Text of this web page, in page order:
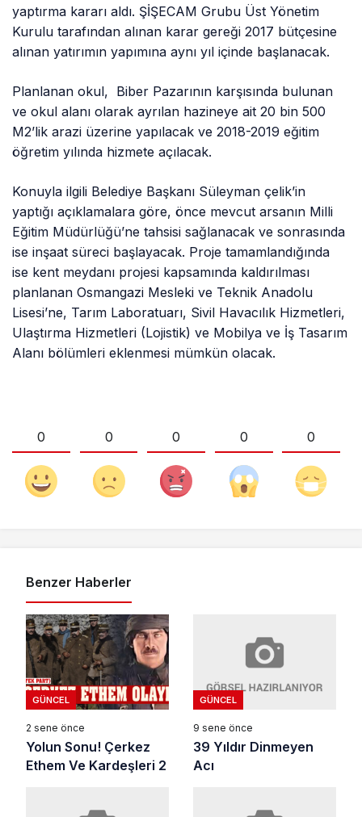
yaptırma kararı aldı. ŞİŞECAM Grubu Üst Yönetim
Kurulu tarafından alınan karar gereği 2017 bütçesine
alınan yatırımın yapımına aynı yıl içinde başlanacak.
Planlanan okul, Biber Pazarının karşısında bulunan
ve okul alanı olarak ayrılan hazineye ait 20 bin 500
M2’lik arazi üzerine yapılacak ve 2018-2019 eğitim
öğretim yılında hizmete açılacak.
Konuyla ilgili Belediye Başkanı Süleyman çelik’in
yaptığı açıklamalara göre, önce mevcut arsanın Milli
Eğitim Müdürlüğü’ne tahsisi sağlanacak ve sonrasında
ise inşaat süreci başlayacak. Proje tamamlandığında
ise kent meydanı projesi kapsamında kaldırılması
planlanan Osmangazi Mesleki ve Teknik Anadolu
Lisesi’ne, Tarım Laboratuarı, Sivil Havacılık Hizmetleri,
Ulaştırma Hizmetleri (Lojistik) ve Mobilya ve İş Tasarım
Alanı bölümleri eklenmesi mümkün olacak.
0 0 0 0 0
Benzer Haberler
GÜNCEL
2 sene önce
Yolun Sonu! Çerkez
Ethem Ve Kardeşleri 2
GÜNCEL
9 sene önce
39 Yıldır Dinmeyen
Acı